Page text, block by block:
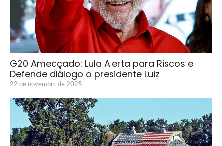
G20 Ameaçado: Lula Alerta para Riscos e
Defende diálogo o presidente Luiz
22 de novembro de 2025